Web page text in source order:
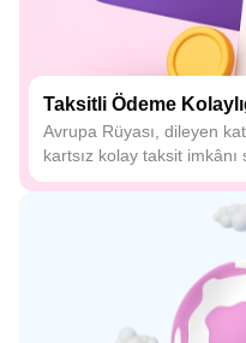
Taksitli Ödeme
Avrupa Rüyası, dileyen
kartsız kolay taksit imkânı